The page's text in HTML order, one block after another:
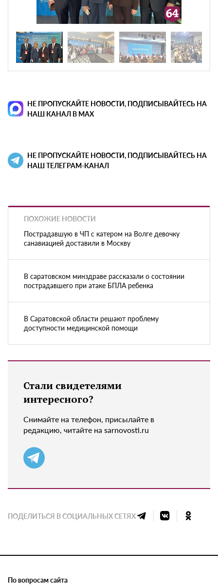
НЕ ПРОПУСКАЙТЕ НОВОСТИ, ПОДПИСЫВАЙТЕСЬ НА
НАШ КАНАЛ В MAX
НЕ ПРОПУСКАЙТЕ НОВОСТИ, ПОДПИСЫВАЙТЕСЬ НА
НАШ ТЕЛЕГРАМ-КАНАЛ
ПОХОЖИЕ НОВОСТИ
Пострадавшую в ЧП с катером на Волге девочку
санавиацией доставили в Москву
В саратовском минздраве рассказали о состоянии
пострадавшего при атаке БПЛА ребенка
В Саратовской области решают проблему
доступности медицинской помощи
Стали свидетелями
интересного?
Снимайте на телефон, присылайте в
редакцию, читайте на sarnovosti.ru
ПОДЕЛИТЬСЯ В СОЦИАЛЬНЫХ СЕТЯХ
По вопросам сайта